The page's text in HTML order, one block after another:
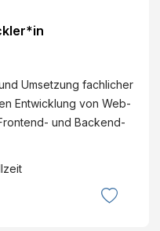
Umsetzung fachlicher
Entwicklung von Web-
und Backend-